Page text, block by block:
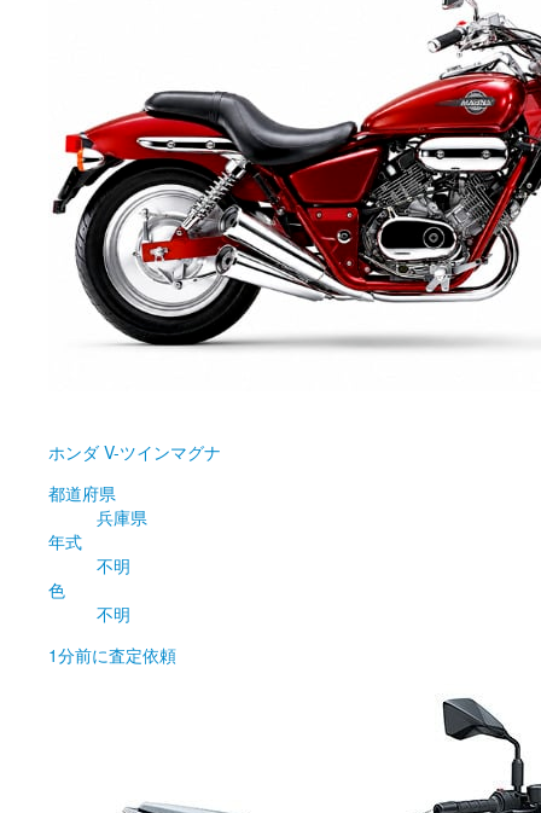
ホンダ V-ツインマグナ
都道府県
兵庫県
年式
不明
色
不明
1分前に査定依頼